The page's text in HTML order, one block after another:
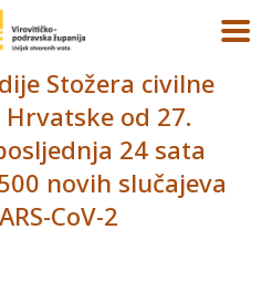
Stožera civilne
od 27.
24 sata
novih slučajeva
CoV-2